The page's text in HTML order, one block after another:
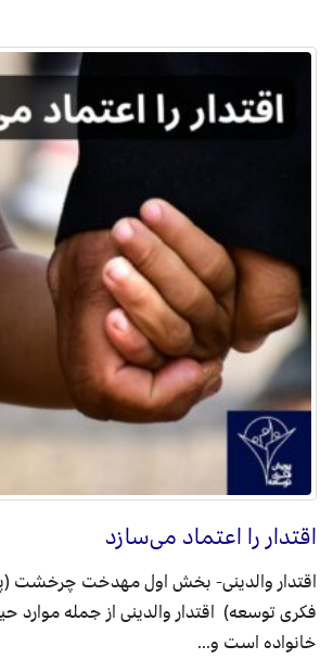
اقتدار را اعتماد می‌سازد
اقتدار والدینی- بخش اول مهدخت چرخشت
فکری توسعه) اقتدار والدینی از جمله موارد
خانواده است و...